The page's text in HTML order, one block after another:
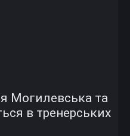
Могилевська та
в тренерських